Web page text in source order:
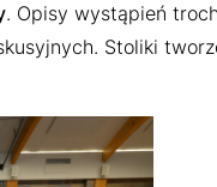
. Opisy wystąpień
Stoliki